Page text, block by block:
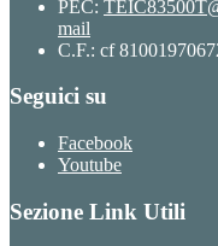
PEC:
mail
C.F.: cf
Seguici su
Facebook
Youtube
Sezione Link Utili